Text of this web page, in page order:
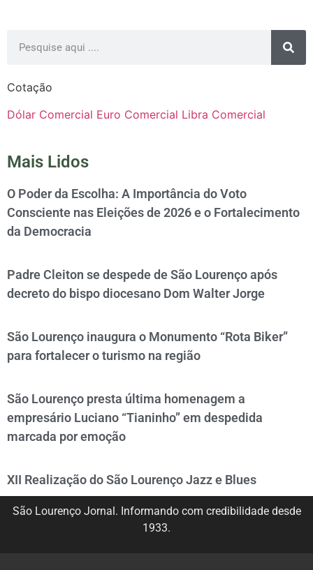
Cotação
Dólar Comercial Euro Comercial Libra Comercial
Mais Lidos
O Poder da Escolha: A Importância do Voto
Consciente nas Eleições de 2026 e o Fortalecimento
da Democracia
Padre Cleiton se despede de São Lourenço após
decreto do bispo diocesano Dom Walter Jorge
São Lourenço inaugura o Monumento “Rota Biker”
para fortalecer o turismo na região
São Lourenço presta última homenagem a
empresário Luciano “Tianinho” em despedida
marcada por emoção
XII Realização do São Lourenço Jazz e Blues
São Lourenço Jornal. Informando com credibilidade desde
1933.